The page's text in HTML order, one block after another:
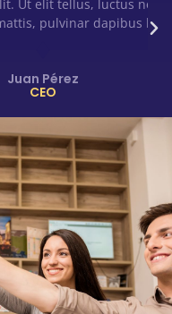
luctus nec
dapibus leo.